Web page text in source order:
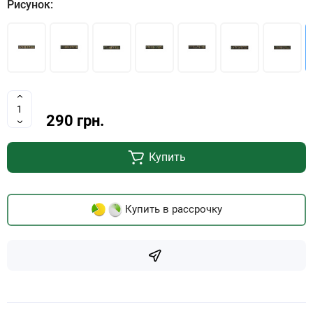
Рисунок:
290 грн.
Купить
Купить в рассрочку